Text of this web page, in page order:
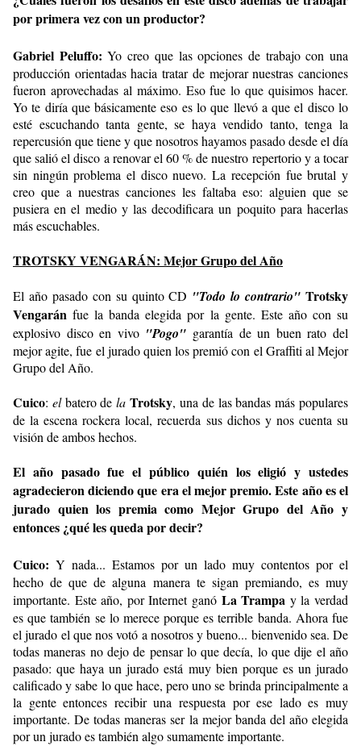
por primera vez con un productor?
Gabriel Peluffo:Yo creo que las opciones de trabajo con una
producción orientadas hacia tratar de mejorar nuestras canciones
fueron aprovechadas al máximo. Eso fue lo que quisimos hacer.
Yo te diría que básicamente eso es lo que llevó a que el disco lo
esté escuchando tanta gente, se haya vendido tanto, tenga la
repercusión que tiene y que nosotros hayamos pasado desde el día
que salió el disco a renovar el 60 % de nuestro repertorio y a tocar
sin ningún problema el disco nuevo. La recepción fue brutal y
creo que a nuestras canciones les faltaba eso: alguien que se
pusiera en el medio y las decodificara un poquito para hacerlas
más escuchables.
TROTSKY VENGARÁN: Mejor Grupo del Año
El año pasado con su quinto CD "Todo lo contrario" Trotsky
Vengaránfue la banda elegida por la gente. Este año con su
explosivo disco en vivo "Pogo" garantía de un buen rato del
mejor agite, fue el jurado quien los premió con el Graffiti al Mejor
Grupo del Año.
Cuico: elbatero dela Trotsky, una de las bandas más populares
de la escena rockera local, recuerda sus dichos y nos cuenta su
visión de ambos hechos.
El año pasado fue el público quién los eligió y ustedes
agradecieron diciendo que era el mejor premio. Este año es el
jurado quien los premia como Mejor Grupo del Año y
entonces ¿qué les queda por decir?
Cuico: Y nada... Estamos por un lado muy contentos por el
hecho de que de alguna manera te sigan premiando, es muy
importante. Este año, por Internet ganó La Trampa y la verdad
es que también se lo merece porque es terrible banda. Ahora fue
el jurado el que nos votó a nosotros y bueno... bienvenido sea. De
todas maneras no dejo de pensar lo que decía, lo que dije el año
pasado: que haya un jurado está muy bien porque es un jurado
calificado y sabe lo que hace, pero uno se brinda principalmente a
la gente entonces recibir una respuesta por ese lado es muy
importante. De todas maneras ser la mejor banda del año elegida
por un jurado es también algo sumamente importante.